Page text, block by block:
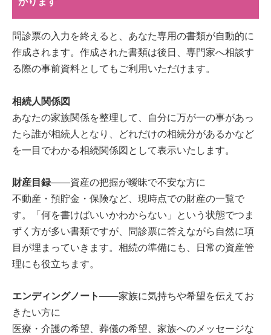
問診票の入力を終えると、あなた専用の書類が自動的に
作成されます。作成された書類は後日、専門家へ相談す
る際の事前資料としてもご利用いただけます。
相続人関係図
あなたの家族関係を整理して、自分に万が一の事があっ
たら誰が相続人となり、どれだけの相続分があるかなど
を一目でわかる相続関係図として表示いたします。
財産目録——資産の把握が曖昧で不安な方に
不動産・預貯金・保険など、現時点での財産の一覧で
す。「何を書けばいいかわからない」という状態でつま
ずく方が多い書類ですが、問診票に答えながら自然に項
目が埋まっていきます。相続の準備にも、日常の資産管
理にも役立ちます。
エンディングノート——家族に気持ちや希望を伝えてお
きたい方に
医療・介護の希望、葬儀の希望、家族へのメッセージな